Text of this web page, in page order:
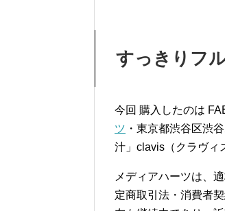
すっきりフ
今回 購入したのは
ツ ・東京都渋谷区渋
汁」clavis（クラヴィ
メディアハーツは、
定商取引法・消費者